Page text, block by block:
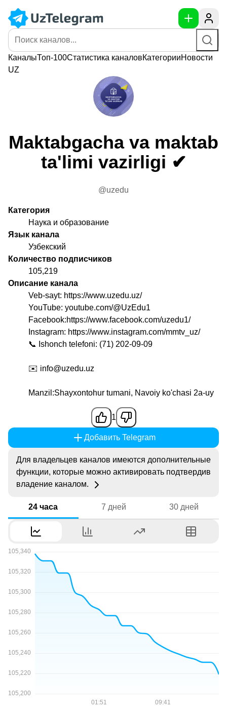
КаналыТоп-100Статистика каналовКатегорииНовости
UZ
Maktabgacha va maktab
ta'limi vazirligi ✔
@uzedu
Категория
Наука и образование
Язык канала
Узбекский
Количество подписчиков
105,219
Описание канала
Veb-sayt: https://www.uzedu.uz/
YouTube: youtube.com/@UzEdu1
Facebook:https://www.facebook.com/uzedu1/
Instagram: https://www.instagram.com/mmtv_uz/
📞 Ishonch telefoni: (71) 202-09-09
✉️ info@uzedu.uz
Manzil:Shayxontohur tumani, Navoiy ko'chasi 2a-uy
1
Добавить Telegram
Для владельцев каналов имеются дополнительные
функции, которые можно активировать подтвердив
владение каналом.
24 часа 7 дней 30 дней